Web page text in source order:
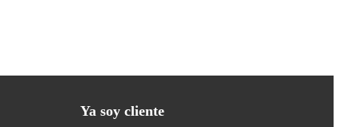
Ya soy cliente